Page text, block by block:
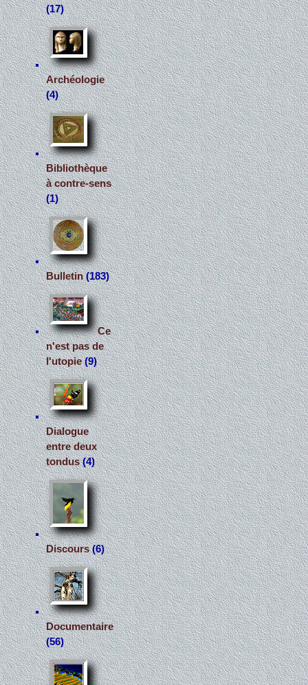
(17)
Archéologie
(4)
Bibliothèque
à contre-sens
(1)
Bulletin(183)
Ce
n'est pas de
l'utopie(9)
Dialogue
entre deux
tondus(4)
Discours(6)
Documentaire
(56)